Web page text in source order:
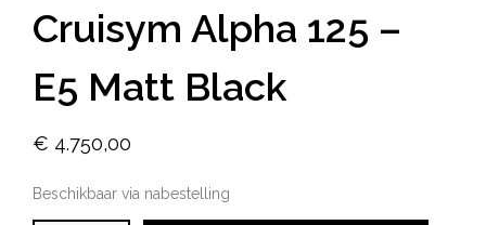
Cruisym Alpha 125 –
E5 Matt Black
€ 4.750,00
Beschikbaar via nabestelling